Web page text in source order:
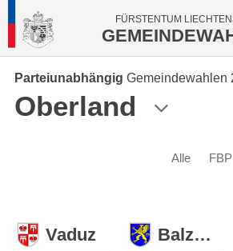
FÜRSTENTUM
Parteiunabhängig Gemeindewahlen
Oberland
Alle FBP
Vaduz Balzers